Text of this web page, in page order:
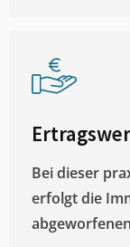
Bei dieser
erfolgt die